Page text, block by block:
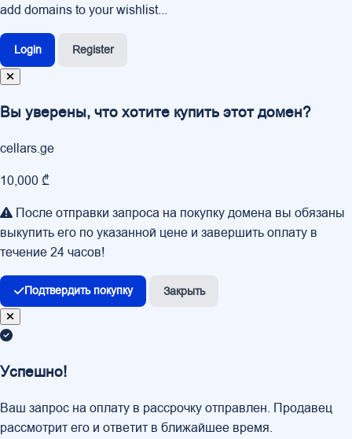
add domains to your wishlist...
Login Register
Вы уверены, что хотите купить этот домен?
cellars.ge
10,000 ₾
После отправки запроса на покупку домена вы обязаны
выкупить его по указанной цене и завершить оплату в
течение 24 часов!
Подтвердить покупку Закрыть
Успешно!
Ваш запрос на оплату в рассрочку отправлен. Продавец
рассмотрит его и ответит в ближайшее время.